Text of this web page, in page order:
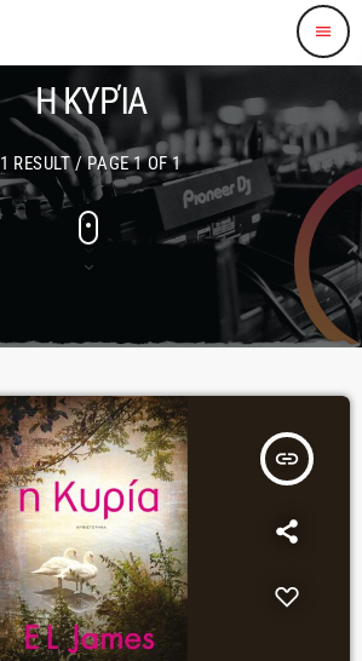
menu
Η ΚΥΡΊΑ
1 RESULT / PAGE 1 OF 1
insert_link